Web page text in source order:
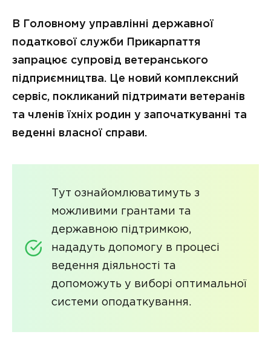
В Головному управлінні державної
податкової служби Прикарпаття
запрацює супровід ветеранського
підприємництва. Це новий комплексний
сервіс, покликаний підтримати ветеранів
та членів їхніх родин у започаткуванні та
веденні власної справи.
Тут ознайомлюватимуть з
можливими грантами та
державною підтримкою,
нададуть допомогу в процесі
ведення діяльності та
допоможуть у виборі оптимальної
системи оподаткування.